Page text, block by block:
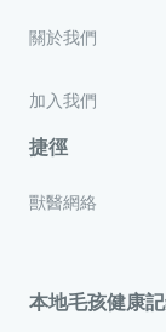
關於我們
加入我們
捷徑
獸醫網絡
本地毛孩健康